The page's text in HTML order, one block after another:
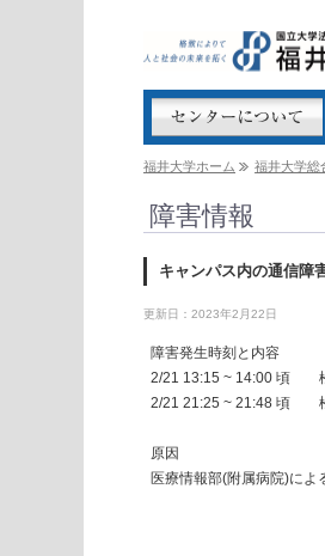
福井大学ホーム 福井大学総
障害情報
キャンパス内の通信障
更新日：2023年2月22日
障害発生時刻と内容
2/21 13:15 ~ 14:00 頃 松
2/21 21:25 ~ 21:48 頃 松
原因
医療情報部(附属病院)によ